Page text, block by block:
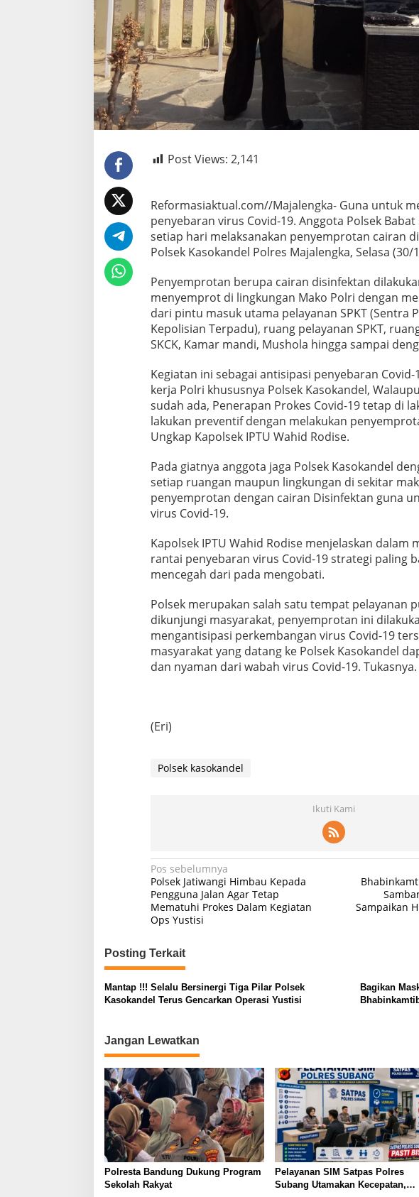
Post Views: 2,141
Reformasiaktual.com//Majalengka- Guna untuk
penyebaran virus Covid-19. Anggota Polsek
setiap hari melaksanakan penyemprotan cairan
Polsek Kasokandel Polres Majalengka, Selasa (30/
Penyemprotan berupa cairan disinfektan
menyemprot di lingkungan Mako Polri dengan
dari pintu masuk utama pelayanan SPKT (Sentra
Kepolisian Terpadu), ruang pelayanan SPKT,
SKCK, Kamar mandi, Mushola hingga sampai
Kegiatan ini sebagai antisipasi penyebaran
kerja Polri khususnya Polsek Kasokandel,
sudah ada, Penerapan Prokes Covid-19 tetap di
lakukan preventif dengan melakukan
Ungkap Kapolsek IPTU Wahid Rodise.
Pada giatnya anggota jaga Polsek Kasokandel
setiap ruangan maupun lingkungan di sekitar
penyemprotan dengan cairan Disinfektan guna
virus Covid-19.
Kapolsek IPTU Wahid Rodise menjelaskan dalam
rantai penyebaran virus Covid-19 strategi paling
mencegah dari pada mengobati.
Polsek merupakan salah satu tempat pelayanan
dikunjungi masyarakat, penyemprotan ini
mengantisipasi perkembangan virus Covid-19
masyarakat yang datang ke Polsek Kasokandel
dan nyaman dari wabah virus Covid-19. Tukasnya.
(Eri)
Polsek kasokandel
Ikuti Kami
Navigasi
pos
Pos sebelumnya
Polsek Jatiwangi Himbau Kepada
Pengguna Jalan Agar Tetap
Mematuhi Prokes Dalam Kegiatan
Ops Yustisi
Sampaikan
Posting Terkait
Mantap !!! Selalu Bersinergi Tiga Pilar Polsek
Kasokandel Terus Gencarkan Operasi Yustisi
Bagikan
Jangan Lewatkan
Polresta Bandung Dukung Program
Sekolah Rakyat
Pelayanan SIM Satpas Polres
Subang Utamakan Kecepatan,